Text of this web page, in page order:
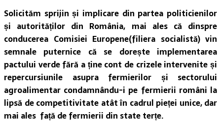
Solicităm sprijin și implicare din partea politicienilor
și autorităților din România, mai ales că dinspre
conducerea Comisiei Europene(filiera socialistă) vin
semnale puternice că se dorește implementarea
pactului verde fără a ține cont de crizele intervenite și
repercursiunile asupra fermierilor și sectorului
agroalimentar condamnându-i pe fermierii români la
lipsă de competitivitate atât în cadrul pieței unice, dar
mai ales față de fermierii din state terțe.